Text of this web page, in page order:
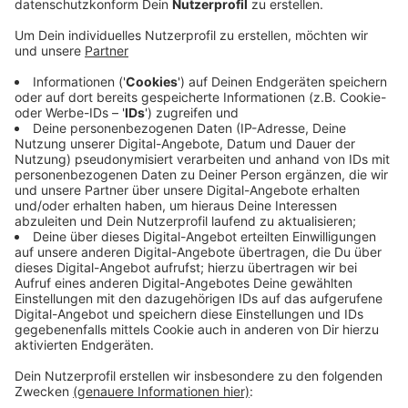
Anzeige
Alle paar Wochen finden dazu größere und kleiner
Veranstaltungen statt und zwar unter dem Motto
"Lebens(t)räume erobern". Im Mittelpunkt aller
Veranstaltungen stehen Menschen mit geistiger und
mehrfacher Behinderung. Die Lebenshilfe Köln will ihr
Jubiläumsjahr und die damit verbundenen
Veranstaltungen auch nutzen, um einen kritischen Blick
darauf zu werfen, wo die Beteiligung von Menschen
mit Behinderung noch verbessert werden kann. Alle
Infos zum Jubiläum und den Veranstaltungen könnt Ihr
hiernachlesen.